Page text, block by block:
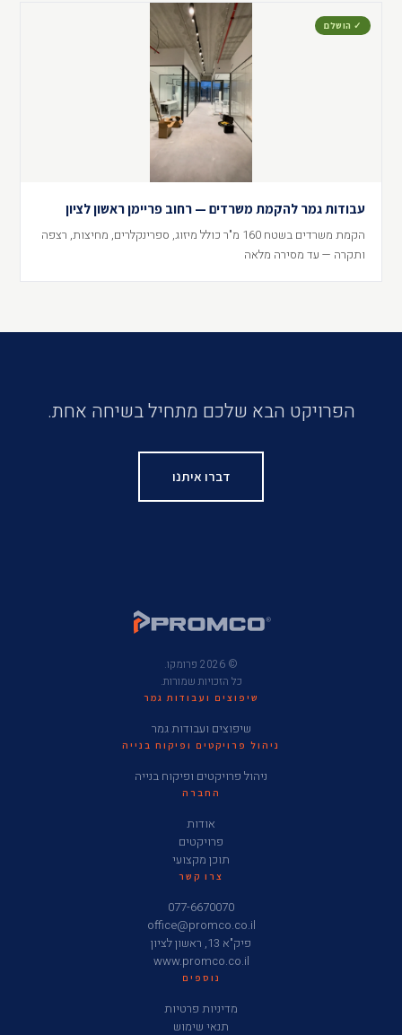
✓ הושלם
עבודות גמר להקמת משרדים — רחוב פריימן ראשון לציון
הקמת משרדים בשטח 160 מ"ר כולל מיזוג, ספרינקלרים, מחיצות, רצפה
ותקרה — עד מסירה מלאה
הפרויקט הבא שלכם מתחיל בשיחה אחת.
דברו איתנו
R
© 2026 פרומקו.
כל הזכויות שמורות.
שיפוצים ועבודות גמר
שיפוצים ועבודות גמר
ניהול פרויקטים ופיקוח בנייה
ניהול פרויקטים ופיקוח בנייה
החברה
אודות
פרויקטים
תוכן מקצועי
צרו קשר
077-6670070
office@promco.co.il
פיק"א 13, ראשון לציון
www.promco.co.il
נוספים
מדיניות פרטיות
תנאי שימוש